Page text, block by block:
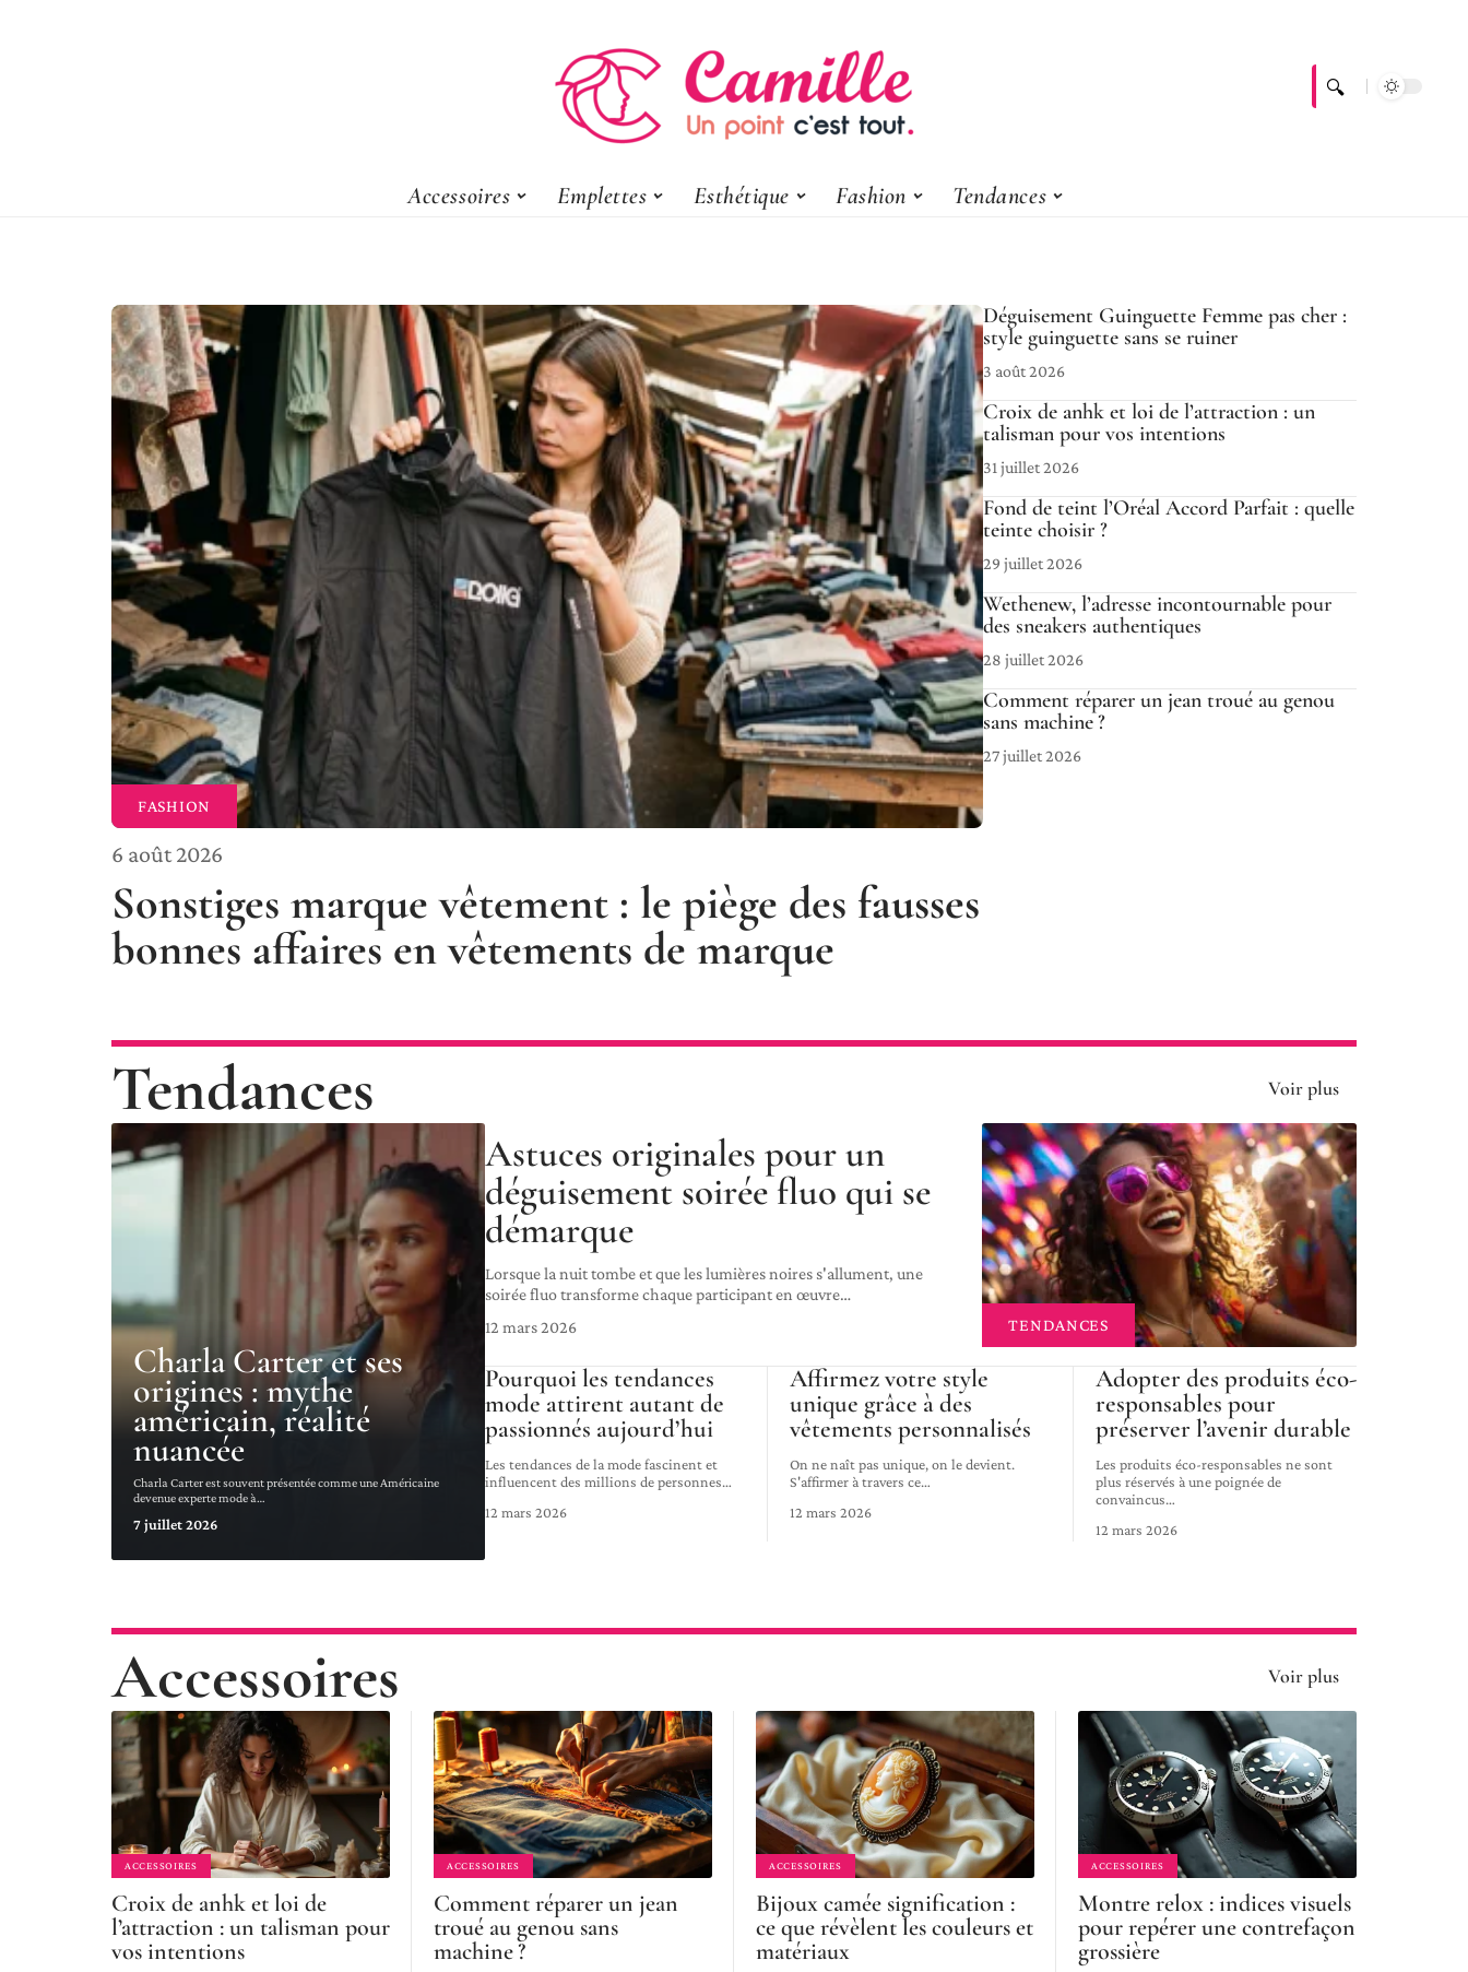
Accessoires Emplettes Esthétique Fashion Tendances
FASHION
6 août 2026
Sonstiges marque vêtement : le piège des fausses
bonnes affaires en vêtements de marque
Déguisement Guinguette Femme pas cher :
style guinguette sans se ruiner
3 août 2026
Croix de anhk et loi de l’attraction : un
talisman pour vos intentions
31 juillet 2026
Fond de teint l’Oréal Accord Parfait : quelle
teinte choisir ?
29 juillet 2026
Wethenew, l’adresse incontournable pour
des sneakers authentiques
28 juillet 2026
Comment réparer un jean troué au genou
sans machine ?
27 juillet 2026
Tendances Voir plus
Charla Carter et ses
origines : mythe
américain, réalité
nuancée
Charla Carter est souvent présentée comme une Américaine
devenue experte mode à…
7 juillet 2026
TENDANCES
Astuces originales pour un
déguisement soirée fluo qui se
démarque
Lorsque la nuit tombe et que les lumières noires s'allument, une
soirée fluo transforme chaque participant en œuvre…
12 mars 2026
Pourquoi les tendances
mode attirent autant de
passionnés aujourd’hui
Les tendances de la mode fascinent et
influencent des millions de personnes…
12 mars 2026
Affirmez votre style
unique grâce à des
vêtements personnalisés
On ne naît pas unique, on le devient.
S'affirmer à travers ce…
12 mars 2026
Adopter des produits éco-
responsables pour
préserver l’avenir durable
Les produits éco-responsables ne sont
plus réservés à une poignée de
convaincus…
12 mars 2026
Accessoires Voir plus
ACCESSOIRES
Croix de anhk et loi de
l’attraction : un talisman pour
vos intentions
ACCESSOIRES
Comment réparer un jean
troué au genou sans
machine ?
ACCESSOIRES
Bijoux camée signification :
ce que révèlent les couleurs et
matériaux
ACCESSOIRES
Montre relox : indices visuels
pour repérer une contrefaçon
grossière